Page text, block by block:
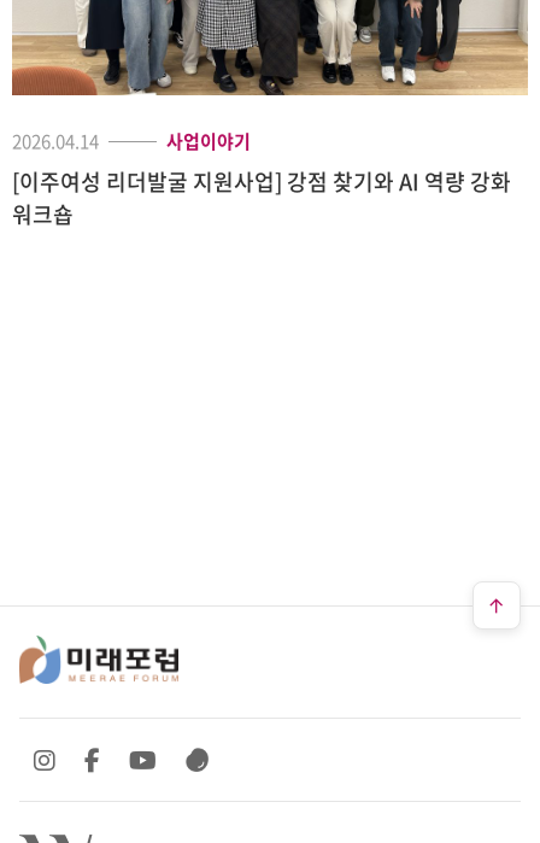
2026.04.14 사업이야기
[이주여성 리더발굴 지원사업] 강점 찾기와 AI 역량 강화
워크숍
SNS 바로가기
SNS 바로가기SNS 바로가기
SNS 바로가기